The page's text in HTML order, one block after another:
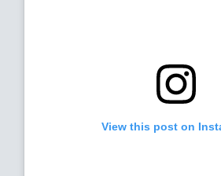
View this post on